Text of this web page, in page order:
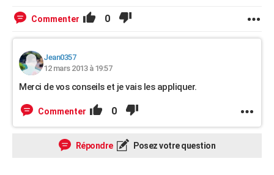
Commenter 0
Jean0357
12 mars 2013 à 19:57
Merci de vos conseils et je vais les appliquer.
Commenter 0
Répondre Posez votre question